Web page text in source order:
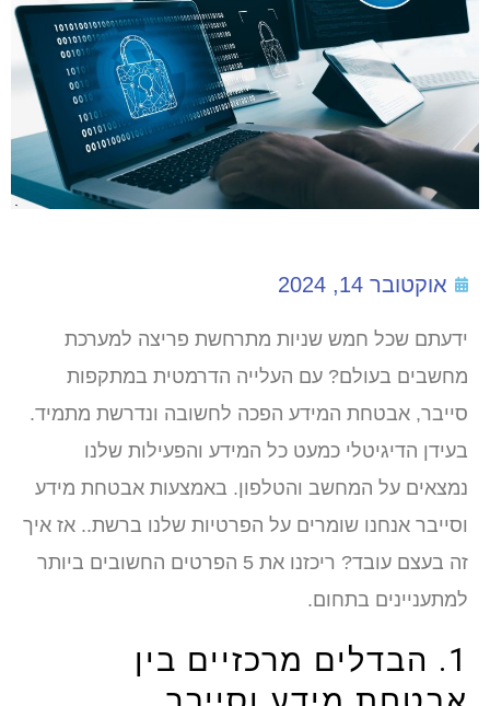
אוקטובר 14, 2024
ידעתם שכל חמש שניות מתרחשת פריצה למערכת
מחשבים בעולם? עם העלייה הדרמטית במתקפות
סייבר, אבטחת המידע הפכה לחשובה ונדרשת מתמיד.
בעידן הדיגיטלי כמעט כל המידע והפעילות שלנו
נמצאים על המחשב והטלפון. באמצעות אבטחת מידע
וסייבר אנחנו שומרים על הפרטיות שלנו ברשת.. אז איך
זה בעצם עובד? ריכזנו את 5 הפרטים החשובים ביותר
למתעניינים בתחום.
1. הבדלים מרכזיים בין